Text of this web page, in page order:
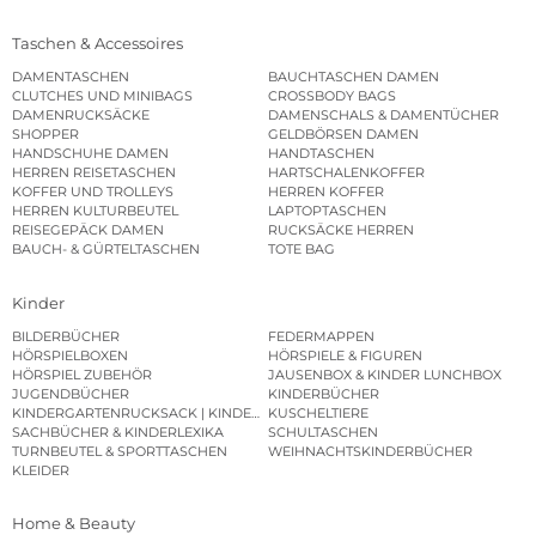
Taschen & Accessoires
DAMENTASCHEN
BAUCHTASCHEN DAMEN
CLUTCHES UND MINIBAGS
CROSSBODY BAGS
DAMENRUCKSÄCKE
DAMENSCHALS & DAMENTÜCHER
SHOPPER
GELDBÖRSEN DAMEN
HANDSCHUHE DAMEN
HANDTASCHEN
HERREN REISETASCHEN
HARTSCHALENKOFFER
KOFFER UND TROLLEYS
HERREN KOFFER
HERREN KULTURBEUTEL
LAPTOPTASCHEN
REISEGEPÄCK DAMEN
RUCKSÄCKE HERREN
BAUCH- & GÜRTELTASCHEN
TOTE BAG
Kinder
BILDERBÜCHER
FEDERMAPPEN
HÖRSPIELBOXEN
HÖRSPIELE & FIGUREN
HÖRSPIEL ZUBEHÖR
JAUSENBOX & KINDER LUNCHBOX
JUGENDBÜCHER
KINDERBÜCHER
KINDERGARTENRUCKSACK | KINDERGARTENBEUTEL
KUSCHELTIERE
SACHBÜCHER & KINDERLEXIKA
SCHULTASCHEN
TURNBEUTEL & SPORTTASCHEN
WEIHNACHTSKINDERBÜCHER
KLEIDER
Home & Beauty